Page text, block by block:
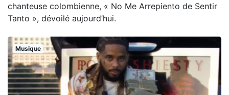
chanteuse colombienne, « No Me Arrepiento de Sentir
Tanto », dévoilé aujourd’hui.
Musique